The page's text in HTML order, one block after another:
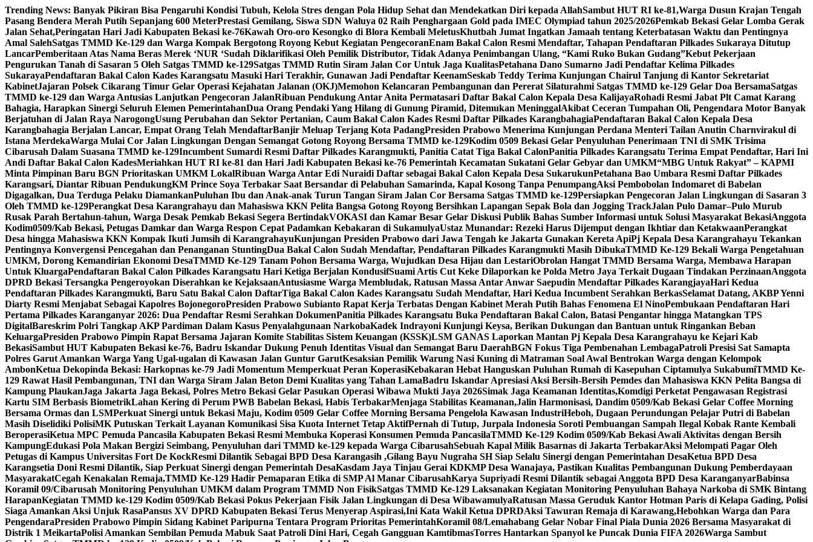
Skip
to
content
Trending News: Banyak Pikiran Bisa Pengaruhi Kondisi Tubuh, Kelola Stres dengan Pola Hidup Sehat dan Mendekatkan Diri kepada AllahSambut HUT RI ke-81,Warga Dusun Krajan Tengah
Pasang Bendera Merah Putih Sepanjang 600 MeterPrestasi Gemilang, Siswa SDN Waluya 02 Raih Penghargaan Gold pada IMEC Olympiad tahun 2025/2026Pemkab Bekasi Gelar Lomba Gerak
Jalan Sehat,Peringatan Hari Jadi Kabupaten Bekasi ke-76Kawah Oro-oro Kesongko di Blora Kembali MeletusKhutbah Jumat Ingatkan Jamaah tentang Keterbatasan Waktu dan Pentingnya
Amal SalehSatgas TMMD Ke-129 dan Warga Kompak Bergotong Royong Kebut Kegiatan PengecoranEnam Bakal Calon Resmi Mendaftar, Tahapan Pendaftaran Pilkades Sukaraya Ditutup
LancarPemberitaan Atas Nama Beras Merek ‘NUR ‘Sudah Diklarifikasi Oleh Pemilik Distributor, Tidak Adanya Penimbangan Ulang, “Kami Ruko Bukan Gudang”Kebut Pekerjaan
Pengurukan Tanah di Sasaran 5 Oleh Satgas TMMD ke-129Satgas TMMD Rutin Siram Jalan Cor Untuk Jaga KualitasPetahana Dano Sumarno Jadi Pendaftar Kelima Pilkades
SukarayaPendaftaran Bakal Calon Kades Karangsatu Masuki Hari Terakhir, Gunawan Jadi Pendaftar KeenamSeskab Teddy Terima Kunjungan Chairul Tanjung di Kantor Sekretariat
KabinetJajaran Polsek Cikarang Timur Gelar Operasi Kejahatan Jalanan (OKJ)Memohon Kelancaran Pembangunan dan Pererat Silaturahmi Satgas TMMD ke-129 Gelar Doa BersamaSatgas
TMMD ke-129 dan Warga Antusias Lanjutkan Pengecoran JalanRibuan Pendukung Antar Anita Permatasari Daftar Bakal Calon Kepala Desa KalijayaRohadi Resmi Jabat Plt Camat Karang
Bahagia, Harapkan Sinergi Seluruh Elemen PemerintahanDua Orang Pendaki Yang Hilang di Gunung Piramid, Ditemukan MeninggalAkibat Ceceran Tumpahan Oli, Pengendara Motor Banyak
Berjatuhan di Jalan Raya NarogongUsung Perubahan dan Sektor Pertanian, Caum Bakal Calon Kades Resmi Daftar Pilkades KarangbahagiaPendaftaran Bakal Calon Kepala Desa
Karangbahagia Berjalan Lancar, Empat Orang Telah MendaftarBanjir Meluap Terjang Kota PadangPresiden Prabowo Menerima Kunjungan Perdana Menteri Tailan Anutin Charnvirakul di
Istana MerdekaWarga Mulai Cor Jalan Lingkungan Dengan Semangat Gotong Royong Bersama TMMD ke-129Kodim 0509 Bekasi Gelar Penyuluhan Penerimaan TNI di SMK Trisima
Cibarusah Dalam Suasana TMMD ke-129Incumbent Sumardi Resmi Daftar Pilkades Karangmukti, Panitia Catat Tiga Bakal CalonPanitia Pilkades Karangsatu Terima Empat Pendaftar, Hari Ini
Andi Daftar Bakal Calon KadesMeriahkan HUT RI ke-81 dan Hari Jadi Kabupaten Bekasi ke-76 Pemerintah Kecamatan Sukatani Gelar Gebyar dan UMKM“MBG Untuk Rakyat” – KAPMI
Minta Pimpinan Baru BGN Prioritaskan UMKM LokalRibuan Warga Antar Edi Nuraidi Daftar sebagai Bakal Calon Kepala Desa SukarukunPetahana Bao Umbara Resmi Daftar Pilkades
Karangsari, Diantar Ribuan PendukungKM Prince Soya Terbakar Saat Bersandar di Pelabuhan Samarinda, Kapal Kosong Tanpa PenumpangAksi Pembobolan Indomaret di Babelan
Digagalkan, Dua Terduga Pelaku DiamankanPuluhan Ibu dan Anak-anak Turun Tangan Siram Jalan Cor Bersama Satgas TMMD ke-129Persiapkan Pengecoran Jalan Lingkungan di Sasaran 3
Oleh TMMD ke-129Perangkat Desa Karangrahayu dan Mahasiswa KKN Pelita Bangsa Gotong Royong Bersihkan Lapangan Sepak Bola dan Jogging TrackJalan Pulo Damar–Pulo Murub
Rusak Parah Bertahun-tahun, Warga Desak Pemkab Bekasi Segera BertindakVOKASI dan Kamar Besar Gelar Diskusi Publik Bahas Sumber Informasi untuk Solusi Masyarakat BekasiAnggota
Kodim0509/Kab Bekasi, Petugas Damkar dan Warga Respon Cepat Padamkan Kebakaran di SukamulyaUstaz Munandar: Rezeki Harus Dijemput dengan Ikhtiar dan KetakwaanPerangkat
Desa hingga Mahasiswa KKN Kompak Ikuti Jumsih di KarangrahayuKunjungan Presiden Prabowo dari Jawa Tengah ke Jakarta Gunakan Kereta ApiPj Kepala Desa Karangrahayu Tekankan
Pentingnya Konvergensi Pencegahan dan Penanganan StuntingDua Bakal Calon Sudah Mendaftar, Pendaftaran Pilkades Karangmukti Masih DibukaTMMD Ke-129 Bekali Warga Pengetahuan
UMKM, Dorong Kemandirian Ekonomi DesaTMMD Ke-129 Tanam Pohon Bersama Warga, Wujudkan Desa Hijau dan LestariObrolan Hangat TMMD Bersama Warga, Membawa Harapan
Untuk KluargaPendaftaran Bakal Calon Pilkades Karangsatu Hari Ketiga Berjalan KondusifSuami Artis Cut Keke Dilaporkan ke Polda Metro Jaya Terkait Dugaan Tindakan PerzinaanAnggota
DPRD Bekasi Tersangka Pengeroyokan Diserahkan ke KejaksaanAntusiasme Warga Membludak, Ratusan Massa Antar Anwar Saepudin Mendaftar Pilkades KarangjayaHari Kedua
Pendaftaran Pilkades Karangmukti, Baru Satu Bakal Calon DaftarTiga Bakal Calon Kades Karangsatu Sudah Mendaftar, Hari Kedua Incumbent Serahkan BerkasSelamat Datang, AKBP Yenni
Diarty Resmi Menjabat Sebagai Kapolres BojonegoroPresiden Prabowo Subianto Rapat Kerja Terbatas Dengan Kabinet Merah Putih Bahas Fenomena El NinoPembukaan Pendaftaran Hari
Pertama Pilkades Karanganyar 2026: Dua Pendaftar Resmi Serahkan DokumenPanitia Pilkades Karangsatu Buka Pendaftaran Bakal Calon, Batasi Pengantar hingga Matangkan TPS
DigitalBareskrim Polri Tangkap AKP Pardiman Dalam Kasus Penyalahgunaan NarkobaKadek Indrayoni Kunjungi Keysa, Berikan Dukungan dan Bantuan untuk Ringankan Beban
KeluargaPresiden Prabowo Pimpin Rapat Bersama Jajaran Komite Stabilitas Sistem Keuangan (KSSK)LSM GANAS Laporkan Mantan Pj Kepala Desa Karangrahayu ke Kejari Kab
BekasiSambut HUT Kabupaten Bekasi ke-76, Badru Iskandar Dukung Penuh Identitas Visual dan Semangat Baru DaerahBGN Fokus Tiga Pembenahan LembagaPatroli Presisi Sat Samapta
Polres Garut Amankan Warga Yang Ugal-ugalan di Kawasan Jalan Guntur GarutKesaksian Pemilik Warung Nasi Kuning di Matraman Soal Awal Bentrokan Warga dengan Kelompok
AmbonKetua Dekopinda Bekasi: Harkopnas ke-79 Jadi Momentum Memperkuat Peran KoperasiKebakaran Hebat Hanguskan Puluhan Rumah di Kasepuhan Ciptamulya SukabumiTMMD Ke-
129 Rawat Hasil Pembangunan, TNI dan Warga Siram Jalan Beton Demi Kualitas yang Tahan LamaBadru Iskandar Apresiasi Aksi Bersih-Bersih Pemdes dan Mahasiswa KKN Pelita Bangsa di
Kampung PlaukanJaga Jakarta Jaga Bekasi, Polres Metro Bekasi Gelar Pasukan Operasi Wibawa Mukti Jaya 2026Simak Jaga Keamanan Identitas,Komdigi Perketat Pengawasan Registrasi
Kartu SIM Berbasis BiometrikLahan Kering di Perum PWB Babelan Bekasi, Habis TerbakarMenjaga Stabilitas Keamanan,Jalin Harmonisasi, Dandim 0509/Kab Bekasi Gelar Coffee Morning
Bersama Ormas dan LSMPerkuat Sinergi untuk Bekasi Maju, Kodim 0509 Gelar Coffee Morning Bersama Pengelola Kawasan IndustriHeboh, Dugaan Perundungan Pelajar Putri di Babelan
Masih Diselidiki PolisiMK Putuskan Terkait Layanan Komunikasi Sisa Kuota Internet Tetap AktifPernah di Tutup, Jurpala Indonesia Soroti Pembuangan Sampah Ilegal Kobak Rante Kembali
BeroperasiKetua MPC Pemuda Pancasila Kabupaten Bekasi Resmi Membuka Koperasi Konsumen Pemuda PancasilaTMMD Ke-129 Kodim 0509/Kab Bekasi Awali Aktivitas dengan Bersih
KampungEdukasi Pola Makan Bergizi Seimbang, Penyuluhan dari TMMD ke-129 kepada Warga CibarusahSebuah Kapal Milik Basarnas di Jakarta TerbakarAksi Melompati Pagar Oleh
Petugas di Kampus Universitas Fort De KockResmi Dilantik Sebagai BPD Desa Karangasih ,Gilang Bayu Nugraha SH Siap Selalu Sinergi dengan Pemerintahan DesaKetua BPD Desa
Karangsetia Doni Resmi Dilantik, Siap Perkuat Sinergi dengan Pemerintah DesaKasdam Jaya Tinjau Gerai KDKMP Desa Wanajaya, Pastikan Kualitas Pembangunan Dukung Pemberdayaan
MasyarakatCegah Kenakalan Remaja,TMMD Ke-129 Hadir Pemaparan Etika di SMP Al Manar CibarusahKarya Supriyadi Resmi Dilantik sebagai Anggota BPD Desa KaranganyarBabinsa
Koramil 09/Cibarusah Monitoring Penyuluhan UMKM dalam Program TMMD Non FisikSatgas TMMD Ke-129 Laksanakan Kegiatan Monitoring Penyuluhan Bahaya Narkoba di SMK Bintang
HarapanKegiatan TMMD ke-129 Kodim 0509/Kab Bekasi Pokus Pekerjaan Fisik Jalan Lingkungan di Desa WibawamulyaRatusan Massa Geruduk Kantor Hotman Paris di Kelapa Gading, Polisi
Siaga Amankan Aksi Unjuk RasaPansus XV DPRD Kabupaten Bekasi Terus Menyerap Aspirasi,Ini Kata Wakil Ketua DPRDAksi Tawuran Remaja di Karawang,Hebohkan Warga dan Para
PengendaraPresiden Prabowo Pimpin Sidang Kabinet Paripurna Tentara Program Prioritas PemerintahKoramil 08/Lemahabang Gelar Nobar Final Piala Dunia 2026 Bersama Masyarakat di
Distrik 1 MeikartaPolisi Amankan Sembilan Pemuda Mabuk Saat Patroli Dini Hari, Cegah Gangguan KamtibmasTorres Hantarkan Spanyol ke Puncak Dunia FIFA 2026Warga Sambut